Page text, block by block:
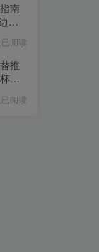
南
的
阅读
推
选
阅读